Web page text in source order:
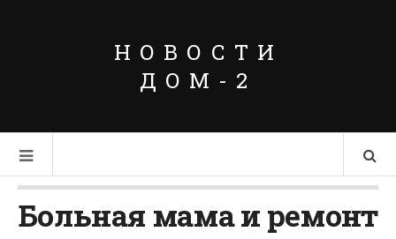
НОВОСТИ
ДОМ-2
Больная мама и ремонт